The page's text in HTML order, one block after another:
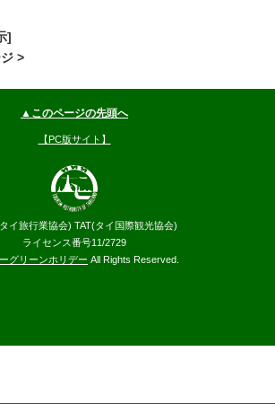
]
>
▲このページの先頭へ
【PC版サイト】
イ旅行業協会) TAT(タイ国際観光協会)
ライセンス番号11/2729
グリーンホリデー All Rights Reserved.